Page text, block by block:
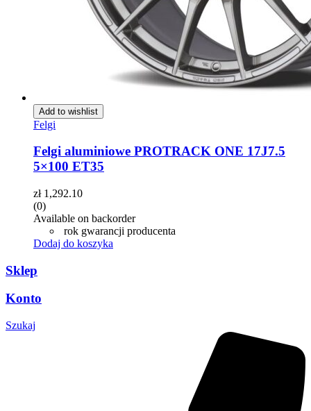
Add to wishlist
Felgi
Felgi aluminiowe PROTRACK ONE 17J7.5
5×100 ET35
zł1,292.10
(0)
Available on backorder
rok gwarancji producenta
Dodaj do koszyka
Sklep
Konto
Szukaj